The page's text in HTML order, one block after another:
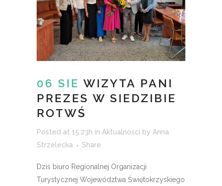
06 SIE WIZYTA PANI
PREZES W SIEDZIBIE
ROTWŚ
Posted at 15:23h in Aktualności by Anna
Strzelecka
Share
Dziś biuro Regionalnej Organizacji
Turystycznej Województwa Świętokrzyskiego